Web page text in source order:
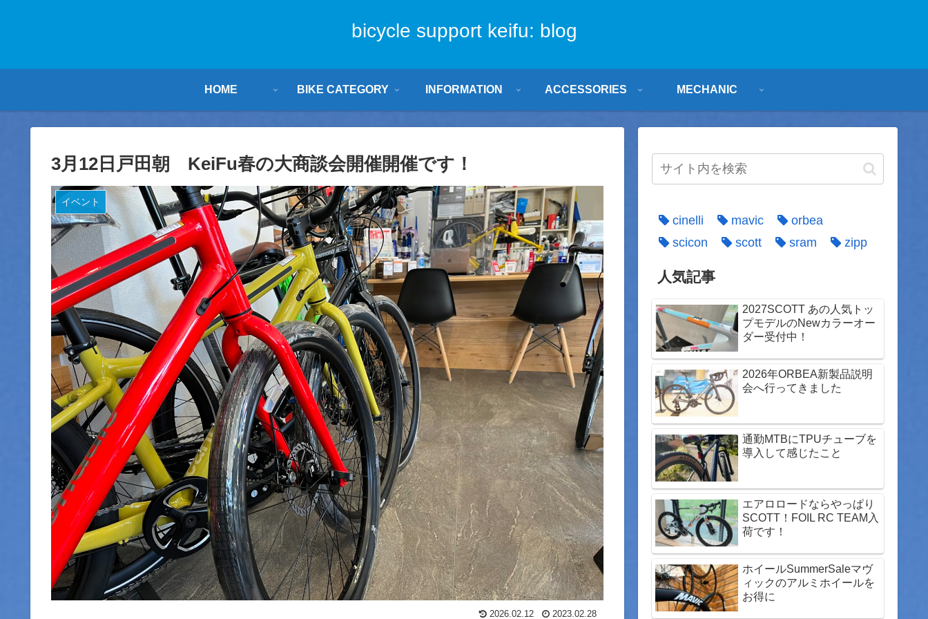
bicycle support keifu: blog
HOME BIKE CATEGORY INFORMATION ACCESSORIES MECHANIC
3月12日戸田朝 KeiFu春の大商談会開催開催です！
イベント
2026.02.12 2023.02.28
cinelli mavic
orbea
scicon
scott sram zipp
人気記事
2027SCOTT あの人気トッ
プモデルのNewカラーオー
ダー受付中！
2026年ORBEA新製品説明
会へ行ってきました
通勤MTBにTPUチューブを
導入して感じたこと
エアロロードならやっぱり
SCOTT！FOIL RC TEAM入
荷です！
ホイールSummerSaleマヴ
ィックのアルミホイールを
お得に